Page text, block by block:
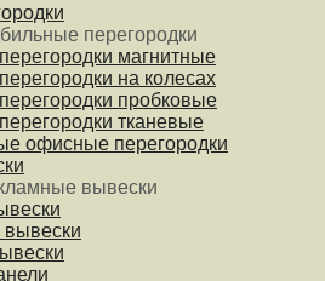
перегородки
магнитные
на колесах
пробковые
тканевые
офисные перегородки
вывески